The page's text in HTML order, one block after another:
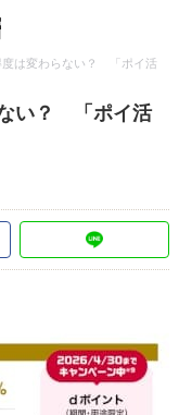
度は変わらない？ 「ポイ活
い？ 「ポイ活